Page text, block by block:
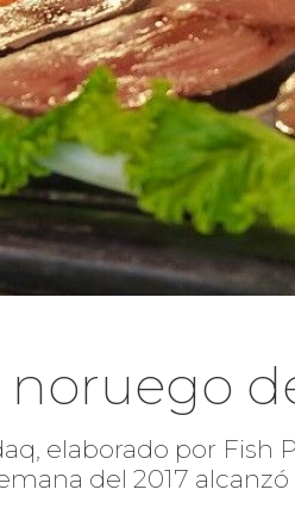
elaborado por Fish
del 2017 alcanzó